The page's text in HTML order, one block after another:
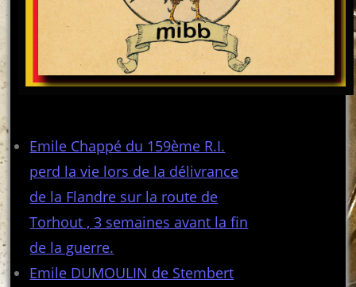
Emile Chappé du 159ème R.I.
perd la vie lors de la délivrance
de la Flandre sur la route de
Torhout , 3 semaines avant la fin
de la guerre.
Emile DUMOULIN de Stembert